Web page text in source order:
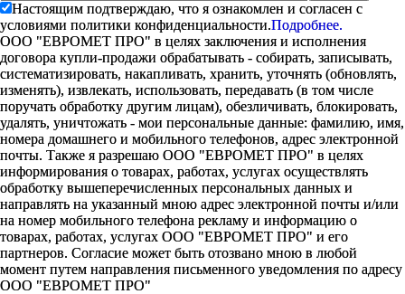
Настоящим подтверждаю, что я ознакомлен и согласен с
условиями политики конфиденциальности.Подробнее.
ООО "ЕВРОМЕТ ПРО" в целях заключения и исполнения
договора купли-продажи обрабатывать - собирать, записывать,
систематизировать, накапливать, хранить, уточнять (обновлять,
изменять), извлекать, использовать, передавать (в том числе
поручать обработку другим лицам), обезличивать, блокировать,
удалять, уничтожать - мои персональные данные: фамилию, имя,
номера домашнего и мобильного телефонов, адрес электронной
почты. Также я разрешаю ООО "ЕВРОМЕТ ПРО" в целях
информирования о товарах, работах, услугах осуществлять
обработку вышеперечисленных персональных данных и
направлять на указанный мною адрес электронной почты и/или
на номер мобильного телефона рекламу и информацию о
товарах, работах, услугах ООО "ЕВРОМЕТ ПРО" и его
партнеров. Согласие может быть отозвано мною в любой
момент путем направления письменного уведомления по адресу
ООО "ЕВРОМЕТ ПРО"